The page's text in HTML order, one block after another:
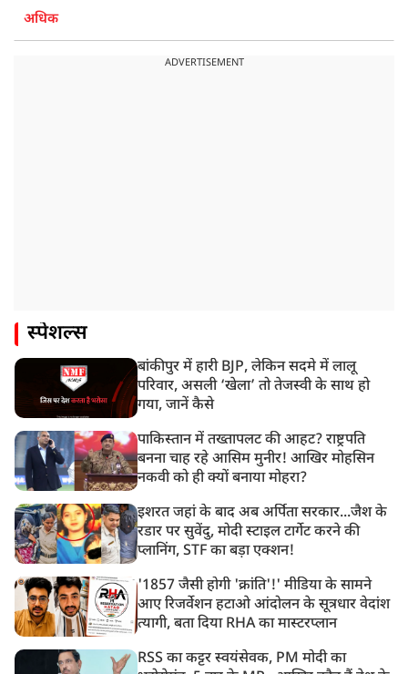
अधिक
ADVERTISEMENT
स्पेशल्स
बांकीपुर में हारी BJP, लेकिन सदमे में लालू
परिवार, असली ‘खेला’ तो तेजस्वी के साथ हो
गया, जानें कैसे
पाकिस्तान में तख्तापलट की आहट? राष्ट्रपति
बनना चाह रहे आसिम मुनीर! आखिर मोहसिन
नकवी को ही क्यों बनाया मोहरा?
इशरत जहां के बाद अब अर्पिता सरकार...जैश के
रडार पर सुवेंदु, मोदी स्टाइल टार्गेट करने की
प्लानिंग, STF का बड़ा एक्शन!
'1857 जैसी होगी 'क्रांति'!' मीडिया के सामने
आए रिजर्वेशन हटाओ आंदोलन के सूत्रधार वेदांश
त्यागी, बता दिया RHA का मास्टरप्लान
RSS का कट्टर स्वयंसेवक, PM मोदी का